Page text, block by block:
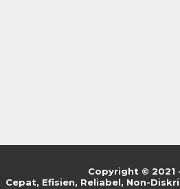
Copyright © 2021
Cepat, Efisien, Reliabel, Non-D